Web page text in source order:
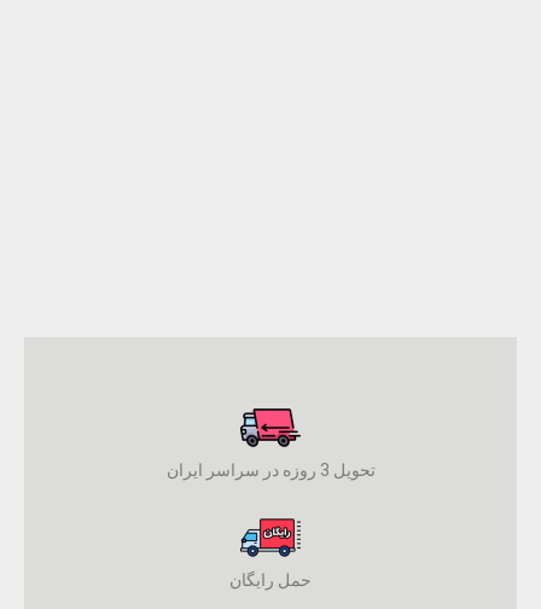
تحویل 3 روزه در سراسر ایران
حمل رایگان